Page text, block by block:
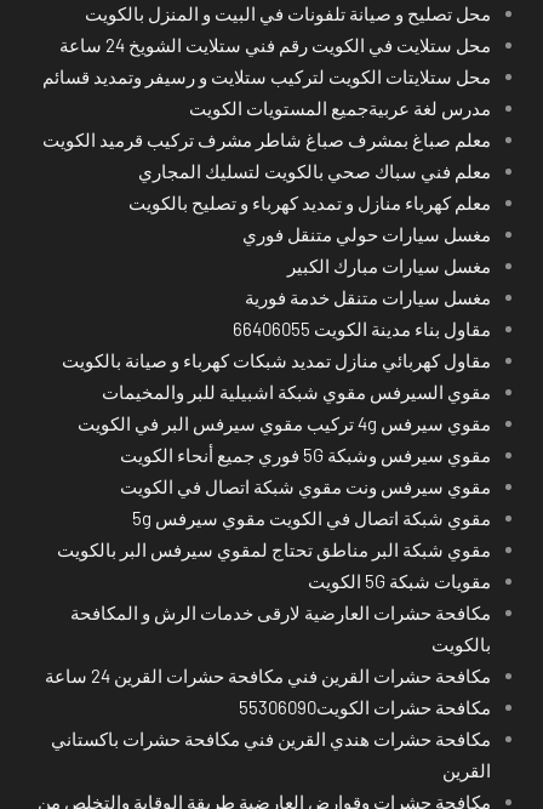
محل تصليح و صيانة تلفونات في البيت و المنزل بالكويت
محل ستلايت في الكويت رقم فني ستلايت الشويخ 24 ساعة
محل ستلايتات الكويت لتركيب ستلايت و رسيفر وتمديد قسائم
مدرس لغة عربيةجميع المستويات الكويت
معلم صباغ بمشرف صباغ شاطر مشرف تركيب قرميد الكويت
معلم فني سباك صحي بالكويت لتسليك المجاري
معلم كهرباء منازل و تمديد كهرباء و تصليح بالكويت
مغسل سيارات حولي متنقل فوري
مغسل سيارات مبارك الكبير
مغسل سيارات متنقل خدمة فورية
مقاول بناء مدينة الكويت 66406055
مقاول كهربائي منازل تمديد شبكات كهرباء و صيانة بالكويت
مقوي السيرفس مقوي شبكة اشبيلية للبر والمخيمات
مقوي سيرفس 4g تركيب مقوي سيرفس البر في الكويت
مقوي سيرفس وشبكة 5G فوري جميع أنحاء الكويت
مقوي سيرفس ونت مقوي شبكة اتصال في الكويت
مقوي شبكة اتصال في الكويت مقوي سيرفس 5g
مقوي شبكة البر مناطق تحتاج لمقوي سيرفس البر بالكويت
مقويات شبكة 5G الكويت
مكافحة حشرات العارضية لارقى خدمات الرش و المكافحة
بالكويت
مكافحة حشرات القرين فني مكافحة حشرات القرين 24 ساعة
مكافحة حشرات الكويت55306090
مكافحة حشرات هندي القرين فني مكافحة حشرات باكستاني
القرين
مكافحة حشرات وقوارض العارضية طريقة الوقاية والتخلص من